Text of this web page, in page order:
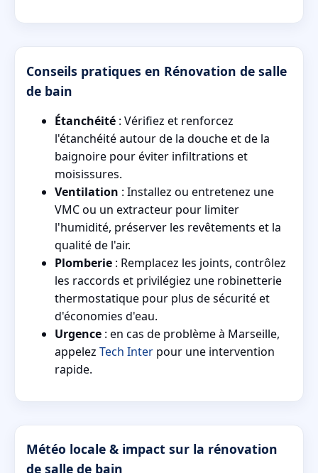
Conseils pratiques en Rénovation de salle
de bain
Étanchéité : Vérifiez et renforcez
l'étanchéité autour de la douche et de la
baignoire pour éviter infiltrations et
moisissures.
Ventilation : Installez ou entretenez une
VMC ou un extracteur pour limiter
l'humidité, préserver les revêtements et la
qualité de l'air.
Plomberie : Remplacez les joints, contrôlez
les raccords et privilégiez une robinetterie
thermostatique pour plus de sécurité et
d'économies d'eau.
Urgence : en cas de problème à Marseille,
appelez Tech Inter pour une intervention
rapide.
Météo locale & impact sur la rénovation
de salle de bain